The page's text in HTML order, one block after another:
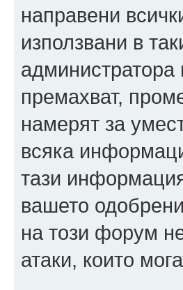
направени
използвани в
премахват,
намерят за
всяка
тази
вашето
на този форум
атаки, които